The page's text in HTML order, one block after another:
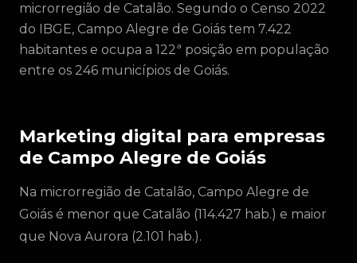
microrregião de Catalão. Segundo o Censo 2022
do IBGE, Campo Alegre de Goiás tem 7.422
habitantes e ocupa a 122ª posição em população
entre os 246 municípios de Goiás.
Marketing digital para empresas
de Campo Alegre de Goiás
Na microrregião de Catalão, Campo Alegre de
Goiás é menor que Catalão (114.427 hab.) e maior
que Nova Aurora (2.101 hab.).